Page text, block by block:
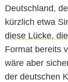
Deutschland,
kürzlich etwa
diese Lücke,
Format bereits
wäre aber
der deutschen